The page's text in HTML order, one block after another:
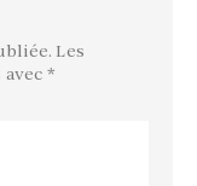
Les
*